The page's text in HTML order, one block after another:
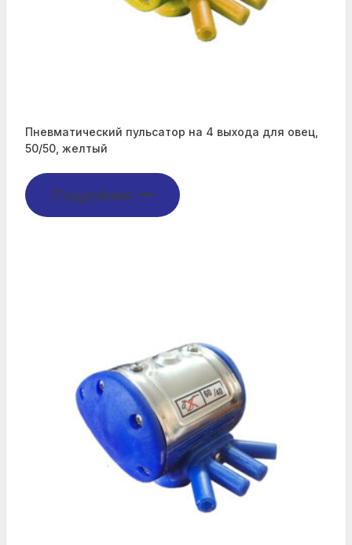
Пневматический пульсатор на 4 выхода для овец,
50/50, желтый
Подробнее